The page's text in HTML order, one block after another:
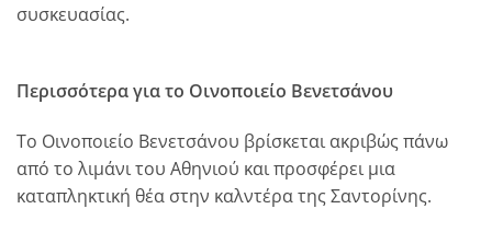
συσκευασίας.
Περισσότερα για το Οινοποιείο Βενετσάνου
Το Οινοποιείο Βενετσάνου βρίσκεται ακριβώς πάνω
από το λιμάνι του Αθηνιού και προσφέρει μια
καταπληκτική θέα στην καλντέρα της Σαντορίνης.